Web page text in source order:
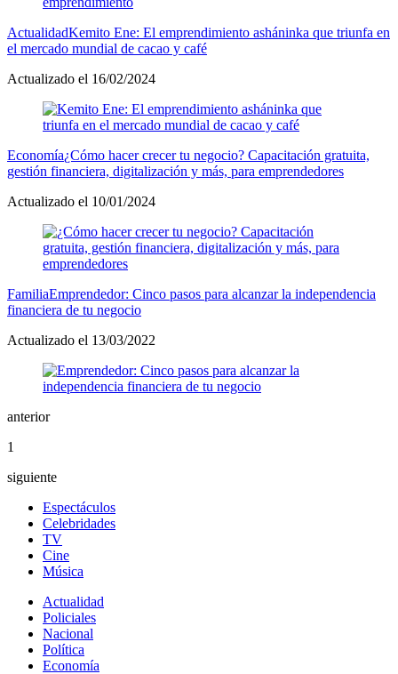
ActualidadKemito Ene: El emprendimiento asháninka que triunfa en
el mercado mundial de cacao y café
Actualizado el 16/02/2024
Economía¿Cómo hacer crecer tu negocio? Capacitación gratuita,
gestión financiera, digitalización y más, para emprendedores
Actualizado el 10/01/2024
FamiliaEmprendedor: Cinco pasos para alcanzar la independencia
financiera de tu negocio
Actualizado el 13/03/2022
anterior
1
siguiente
Espectáculos
Celebridades
TV
Cine
Música
Actualidad
Policiales
Nacional
Política
Economía